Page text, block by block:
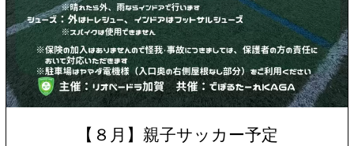
【８月】親子サッカー予定